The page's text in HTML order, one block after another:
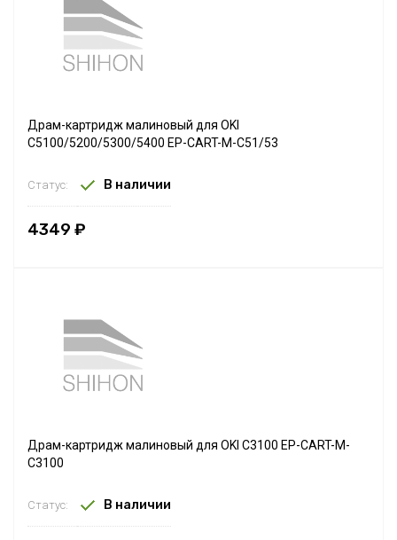
Драм-картридж малиновый для OKI
C5100/5200/5300/5400 EP-CART-M-C51/53
Статус: В наличии
4349 ₽
Драм-картридж малиновый для OKI C3100 EP-CART-M-
C3100
Статус: В наличии